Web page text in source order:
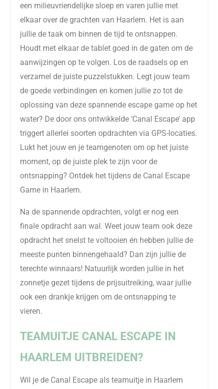
een milieuvriendelijke sloep en varen jullie met
elkaar over de grachten van Haarlem. Het is aan
jullie de taak om binnen de tijd te ontsnappen.
Houdt met elkaar de tablet goed in de gaten om de
aanwijzingen op te volgen. Los de raadsels op en
verzamel de juiste puzzelstukken. Legt jouw team
de goede verbindingen en komen jullie zo tot de
oplossing van deze spannende escape game op het
water? De door ons ontwikkelde ‘Canal Escape’ app
triggert allerlei soorten opdrachten via GPS-locaties.
Lukt het jouw en je teamgenoten om op het juiste
moment, op de juiste plek te zijn voor de
ontsnapping? Ontdek het tijdens de Canal Escape
Game in Haarlem.
Na de spannende opdrachten, volgt er nog een
finale opdracht aan wal. Weet jouw team ook deze
opdracht het snelst te voltooien én hebben jullie de
meeste punten binnengehaald? Dan zijn jullie de
terechte winnaars! Natuurlijk worden jullie in het
zonnetje gezet tijdens de prijsuitreiking, waar jullie
ook een drankje krijgen om de ontsnapping te
vieren.
TEAMUITJE CANAL ESCAPE IN
HAARLEM UITBREIDEN?
Wil je de Canal Escape als teamuitje in Haarlem